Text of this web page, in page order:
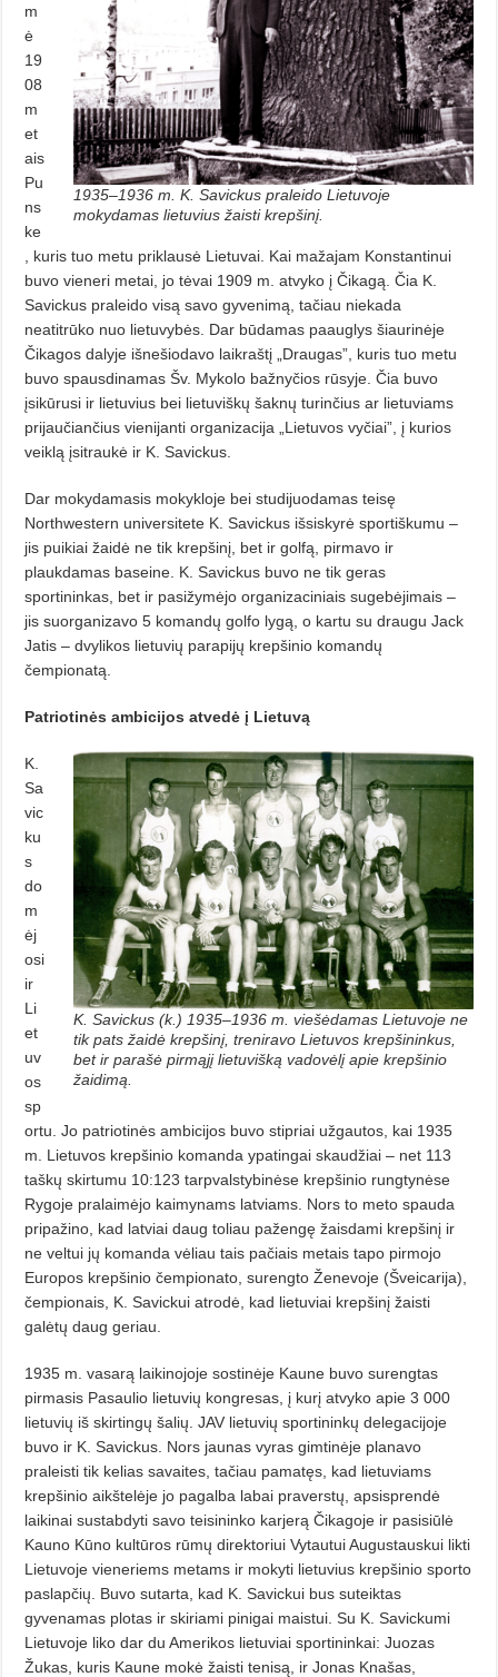
1935–1936 m. K. Savickus praleido Lietuvoje
mokydamas lietuvius žaisti krepšinį.
m
ė
19
08
m
et
ais
Pu
ns
ke
, kuris tuo metu priklausė Lietuvai. Kai mažajam Konstantinui
buvo vieneri metai, jo tėvai 1909 m. atvyko į Čikagą. Čia K.
Savickus praleido visą savo gyvenimą, tačiau niekada
neatitrūko nuo lietuvybės. Dar būdamas paauglys šiaurinėje
Čikagos dalyje išnešiodavo laikraštį „Draugas”, kuris tuo metu
buvo spausdinamas Šv. Mykolo bažnyčios rūsyje. Čia buvo
įsikūrusi ir lietuvius bei lietuviškų šaknų turinčius ar lietuviams
prijaučiančius vienijanti organizacija „Lietuvos vyčiai”, į kurios
veiklą įsitraukė ir K. Savickus.
Dar mokydamasis mokykloje bei studijuodamas teisę
Northwestern universitete K. Savickus išsiskyrė sportiškumu –
jis puikiai žaidė ne tik krepšinį, bet ir golfą, pirmavo ir
plaukdamas baseine. K. Savickus buvo ne tik geras
sportininkas, bet ir pasižymėjo organizaciniais sugebėjimais –
jis suorganizavo 5 komandų golfo lygą, o kartu su draugu Jack
Jatis – dvylikos lietuvių parapijų krepšinio komandų
čempionatą.
Patriotinės ambicijosatvedė į Lietuvą
K. Savickus (k.) 1935–1936 m. viešėdamas Lietuvoje ne
tik pats žaidė krepšinį, treniravo Lietuvos krepšininkus,
bet ir parašė pirmąjį lietuvišką vadovėlį apie krepšinio
žaidimą.
K.
Sa
vic
ku
s
do
m
ėj
osi
ir
Li
et
uv
os
sp
ortu. Jo patriotinės ambicijos buvo stipriai užgautos, kai 1935
m. Lietuvos krepšinio komanda ypatingai skaudžiai – net 113
taškų skirtumu 10:123 tarpvalstybinėse krepšinio rungtynėse
Rygoje pralaimėjo kaimynams latviams. Nors to meto spauda
pripažino, kad latviai daug toliau pažengę žaisdami krepšinį ir
ne veltui jų komanda vėliau tais pačiais metais tapo pirmojo
Europos krepšinio čempionato, surengto Ženevoje (Šveicarija),
čempionais, K. Savickui atrodė, kad lietuviai krepšinį žaisti
galėtų daug geriau.
1935 m. vasarą laikinojoje sostinėje Kaune buvo surengtas
pirmasis Pasaulio lietuvių kongresas, į kurį atvyko apie 3 000
lietuvių iš skirtingų šalių. JAV lietuvių sportininkų delegacijoje
buvo ir K. Savickus. Nors jaunas vyras gimtinėje planavo
praleisti tik kelias savaites, tačiau pamatęs, kad lietuviams
krepšinio aikštelėje jo pagalba labai praverstų, apsisprendė
laikinai sustabdyti savo teisininko karjerą Čikagoje ir pasisiūlė
Kauno Kūno kultūros rūmų direktoriui Vytautui Augustauskui likti
Lietuvoje vieneriems metams ir mokyti lietuvius krepšinio sporto
paslapčių. Buvo sutarta, kad K. Savickui bus suteiktas
gyvenamas plotas ir skiriami pinigai maistui. Su K. Savickumi
Lietuvoje liko dar du Amerikos lietuviai sportininkai: Juozas
Žukas, kuris Kaune mokė žaisti tenisą, ir Jonas Knašas,